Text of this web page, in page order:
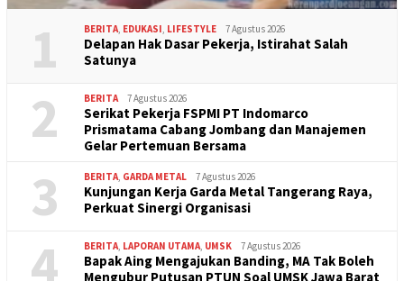
1 BERITA EDUKASI LIFESTYLE 7 Agustus 2026
Delapan Hak Dasar Pekerja, Istirahat Salah
Satunya
2 BERITA 7 Agustus 2026
Serikat Pekerja FSPMI PT Indomarco
Prismatama Cabang Jombang dan Manajemen
Gelar Pertemuan Bersama
3 BERITA GARDA METAL 7 Agustus 2026
Kunjungan Kerja Garda Metal Tangerang Raya,
Perkuat Sinergi Organisasi
4 BERITA LAPORAN UTAMA UMSK 7 Agustus 2026
Bapak Aing Mengajukan Banding, MA Tak Boleh
Mengubur Putusan PTUN Soal UMSK Jawa Barat